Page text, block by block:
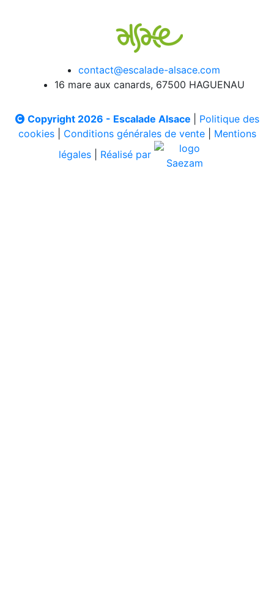
contact@escalade-alsace.com
16 mare aux canards, 67500 HAGUENAU
Copyright 2026 - Escalade Alsace
Politique des
cookies| Conditions générales de vente| Mentions
légales
Réalisé par